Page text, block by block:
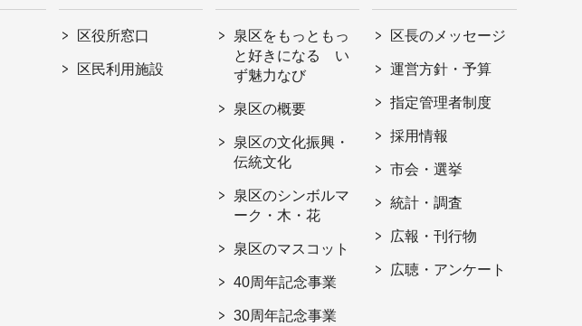
区役所窓口
区民利用施設
泉区をもっともっ
と好きになる い
ず魅力なび
泉区の概要
泉区の文化振興・
伝統文化
泉区のシンボルマ
ーク・木・花
泉区のマスコット
40周年記念事業
30周年記念事業
区長のメッセージ
運営方針・予算
指定管理者制度
採用情報
市会・選挙
統計・調査
広報・刊行物
広聴・アンケート